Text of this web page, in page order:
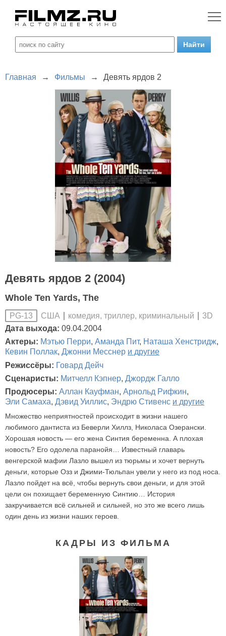
Главная → Фильмы → Девять ярдов 2
Девять ярдов 2 (2004)
Whole Ten Yards, The
PG-13 США комедия, триллер, криминальный
3D
Дата выхода: 09.04.2004
Актеры: Мэтью Перри, Аманда Пит, Наташа Хенстридж,
Кевин Поллак, Джонни Месснер и другие
Режиссёры: Говард Дейч
Сценаристы: Митчелл Кэпнер, Джордж Галло
Продюсеры: Аллан Кауфман, Арнольд Рифкин,
Эли Самаха, Дэвид Уиллис, Эндрю Стивенс и другие
Множество неприятностей происходит в жизни нашего
любимого дантиста из Беверли Хиллз, Николаса Озерански.
Хорошая новость — его жена Синтия беременна. А плохая
новость? Его одолела паранойя… Известный главарь
венгерской мафии Лазло вышел из тюрьмы и хочет вернуть
деньги, которые Озз и Джими-Тюльпан увели у него из под носа.
Лазло пойдет на всё, чтобы вернуть свои деньги, и для этой
цели он похищает беременную Синтию… История
закручивается всё сильней и сильней, но это же всего лишь
один день из жизни наших героев.
КАДРЫ ИЗ ФИЛЬМА